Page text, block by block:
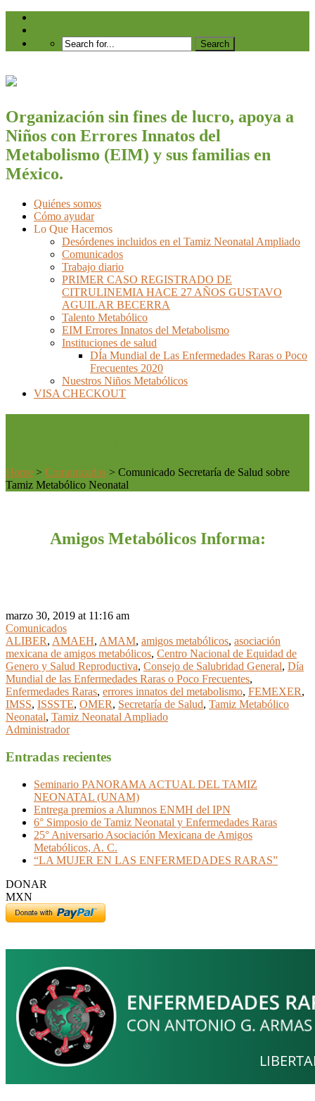
Organización sin fines de lucro, apoya a
Niños con Errores Innatos del
Metabolismo (EIM) y sus familias en
México.
Quiénes somos
Cómo ayudar
Lo Que Hacemos
Desórdenes incluidos en el Tamiz Neonatal Ampliado
Comunicados
Trabajo diario
PRIMER CASO REGISTRADO DE
CITRULINEMIA HACE 27 AÑOS GUSTAVO
AGUILAR BECERRA
Talento Metabólico
EIM Errores Innatos del Metabolismo
Instituciones de salud
DÍa Mundial de Las Enfermedades Raras o Poco
Frecuentes 2020
Nuestros Niños Metabólicos
VISA CHECKOUT
Home > Comunicados > Comunicado Secretaría de Salud sobre
Tamiz Metabólico Neonatal
Amigos Metabólicos Informa:
marzo 30, 2019 at 11:16 am
Comunicados
ALIBER, AMAEH, AMAM, amigos metabólicos, asociación
mexicana de amigos metabólicos, Centro Nacional de Equidad de
Genero y Salud Reproductiva, Consejo de Salubridad General, Día
Mundial de las Enfermedades Raras o Poco Frecuentes,
Enfermedades Raras, errores innatos del metabolismo, FEMEXER,
IMSS, ISSSTE, OMER, Secretaría de Salud, Tamiz Metabólico
Neonatal, Tamiz Neonatal Ampliado
Administrador
Entradas recientes
Seminario PANORAMA ACTUAL DEL TAMIZ
NEONATAL (UNAM)
Entrega premios a Alumnos ENMH del IPN
6° Simposio de Tamiz Neonatal y Enfermedades Raras
25° Aniversario Asociación Mexicana de Amigos
Metabólicos, A. C.
“LA MUJER EN LAS ENFERMEDADES RARAS”
DONAR
MXN